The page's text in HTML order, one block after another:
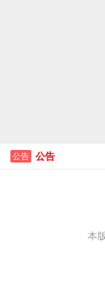
公告 公告
本